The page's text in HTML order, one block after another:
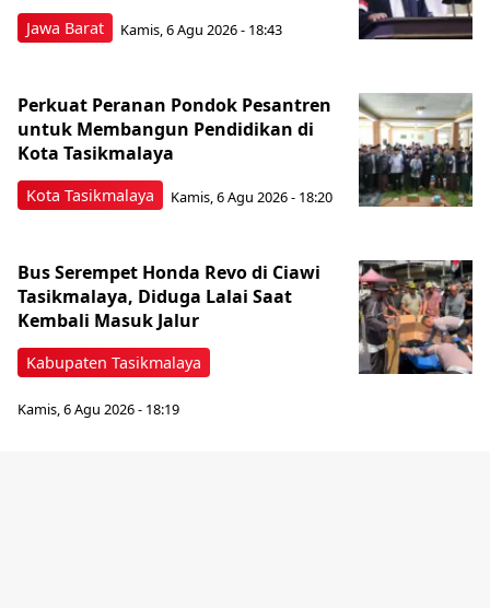
Jawa Barat Kamis, 6 Agu 2026 - 18:43
Kota Tasikmalaya
Perkuat Peranan Pondok Pesantren
untuk Membangun Pendidikan di
Kota Tasikmalaya ‎
Kamis, 6 Agu 2026 - 18:20
Kabupaten Tasikmalaya
Bus Serempet Honda Revo di Ciawi
Tasikmalaya, Diduga Lalai Saat
Kembali Masuk Jalur
Kamis, 6 Agu 2026 - 18:19